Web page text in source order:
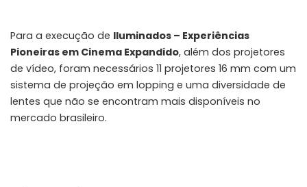
Para a execução de Iluminados – Experiências
Pioneiras em Cinema Expandido, além dos projetores
de vídeo, foram necessários 11 projetores 16 mm com um
sistema de projeção em lopping e uma diversidade de
lentes que não se encontram mais disponíveis no
mercado brasileiro.